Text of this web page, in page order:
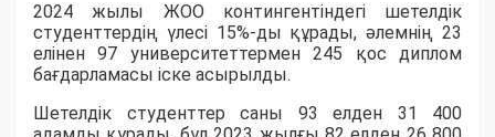
2024 жылы ЖОО контингентіндегі шетелдік
студенттердің үлесі 15%-ды құрады, әлемнің 23
елінен 97 университеттермен 245 қос диплом
бағдарламасы іске асырылды.
Шетелдік студенттер саны 93 елден 31 400